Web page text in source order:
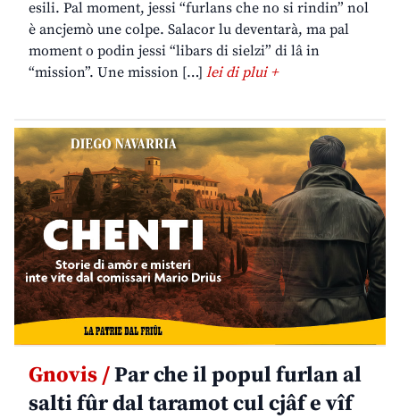
esili. Pal moment, jessi “furlans che no si rindin” nol
è ancjemò une colpe. Salacor lu deventarà, ma pal
moment o podin jessi “libars di sielzi” di lâ in
“mission”. Une mission […] lei di plui +
Gnovis /Par che il popul furlan al
salti fûr dal taramot cul cjâf e vîf